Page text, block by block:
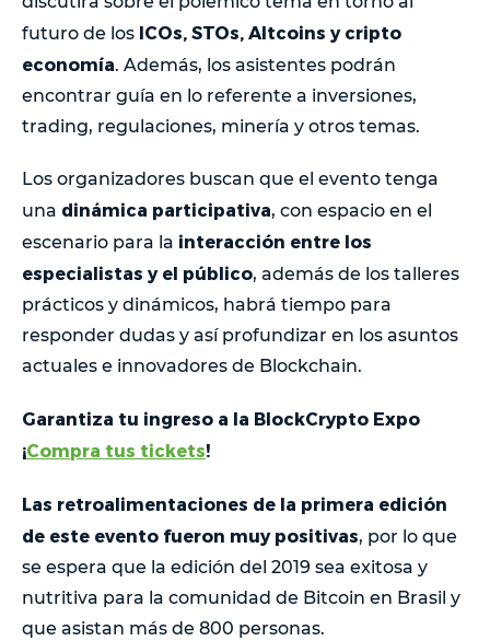
futuro de los ICOs, STOs, Altcoins y cripto
economía. Además, los asistentes podrán
encontrar guía en lo referente a inversiones,
trading, regulaciones, minería y otros temas.
Los organizadores buscan que el evento tenga
una dinámica participativa, con espacio en el
escenario para la interacción entre los
especialistas y el público, además de los talleres
prácticos y dinámicos, habrá tiempo para
responder dudas y así profundizar en los asuntos
actuales e innovadores de Blockchain.
Garantiza tu ingreso a la BlockCrypto Expo
¡Compra tus tickets!
Las retroalimentaciones de la primera edición
de este evento fueron muy positivas, por lo que
se espera que la edición del 2019 sea exitosa y
nutritiva para la comunidad de Bitcoin en Brasil y
que asistan más de 800 personas.